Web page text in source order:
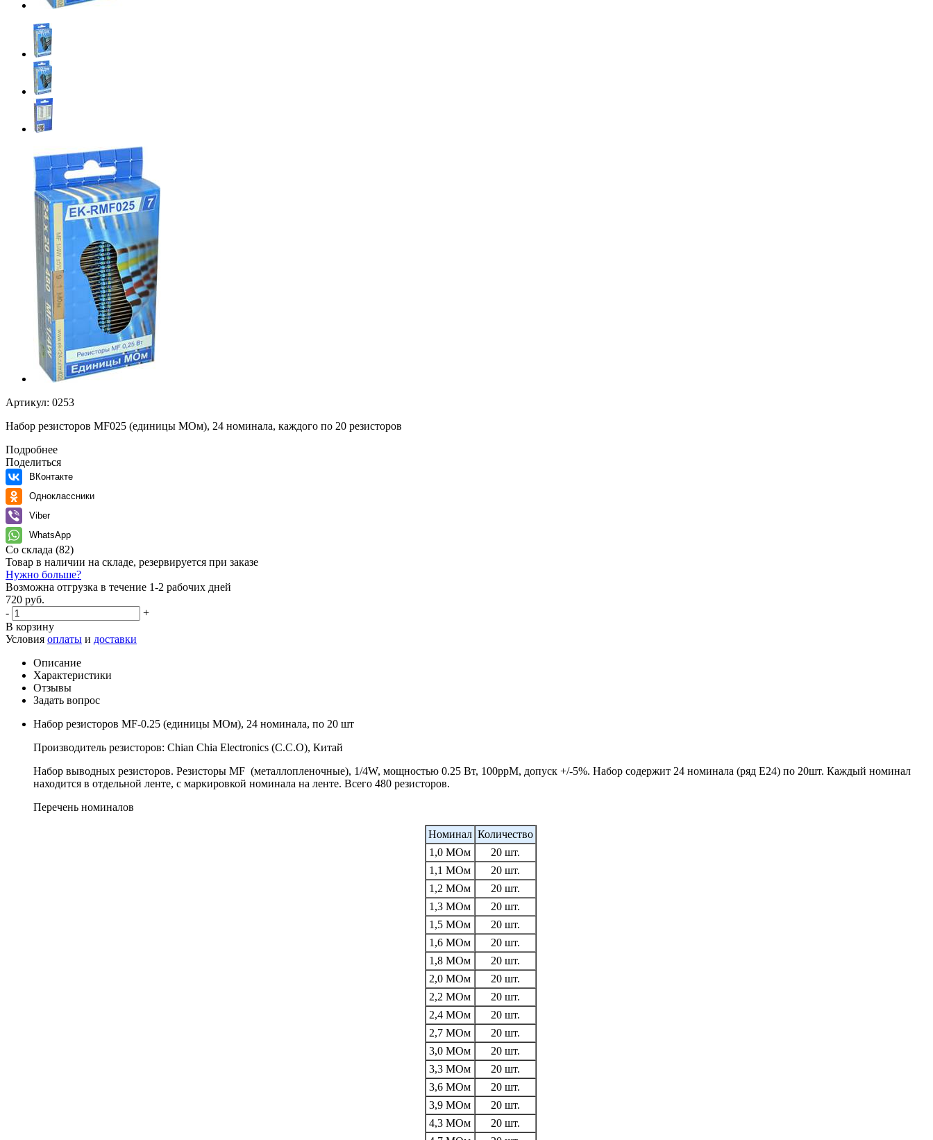
Артикул: 0253
Набор резисторов MF025 (единицы МОм), 24 номинала, каждого по 20 резисторов
Подробнее
Поделиться
ВКонтакте
Одноклассники
Viber
WhatsApp
Со склада (82)
Товар в наличии на складе, резервируется при заказе
Нужно больше?
Возможна отгрузка в течение 1-2 рабочих дней
720 руб.
-
+
В корзину
Условия оплаты и доставки
Описание
Характеристики
Отзывы
Задать вопрос
Набор резисторов MF-0.25 (единицы МОм), 24 номинала, по 20 шт
Производитель резисторов: Chian Chia Electronics (C.C.O), Китай
Набор выводных резисторов. Резисторы MF (металлопленочные), 1/4W, мощностью 0.25 Вт, 100ppM, допуск +/-5%. Набор содержит 24 номинала (ряд E24) по 20шт. Каждый номинал
находится в отдельной ленте, с маркировкой номинала на ленте. Всего 480 резисторов.
Перечень номиналов
Номинал Количество
1,0 МОм
20 шт.
1,1 МОм
20 шт.
1,2 МОм
20 шт.
1,3 МОм
20 шт.
1,5 МОм
20 шт.
1,6 МОм
20 шт.
1,8 МОм
20 шт.
2,0 МОм
20 шт.
2,2 МОм
20 шт.
2,4 МОм
20 шт.
2,7 МОм
20 шт.
3,0 МОм
20 шт.
3,3 МОм
20 шт.
3,6 МОм
20 шт.
3,9 МОм
20 шт.
4,3 МОм
20 шт.